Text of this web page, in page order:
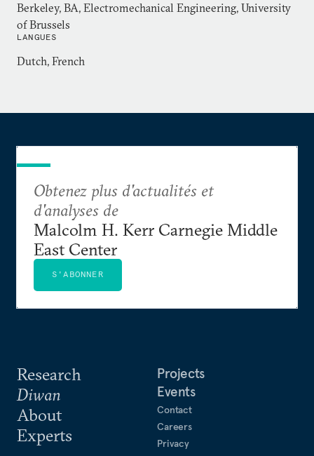
Berkeley, BA, Electromechanical Engineering, University
of Brussels
LANGUES
Dutch, French
Research
Diwan
About
Experts
Projects
Events
Contact
Careers
Privacy
Obtenez plus d'actualités et
d'analyses de
Malcolm H. Kerr Carnegie Middle
East Center
S'ABONNER